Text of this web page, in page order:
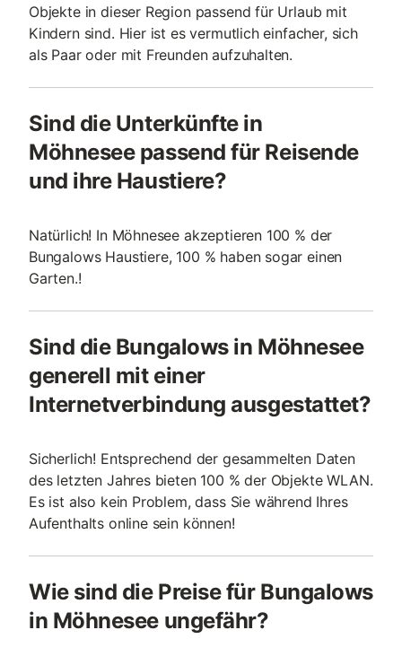
Objekte in dieser Region passend für Urlaub mit
Kindern sind. Hier ist es vermutlich einfacher, sich
als Paar oder mit Freunden aufzuhalten.
Sind die Unterkünfte in
Möhnesee passend für Reisende
und ihre Haustiere?
Natürlich! In Möhnesee akzeptieren 100 % der
Bungalows Haustiere, 100 % haben sogar einen
Garten.!
Sind die Bungalows in Möhnesee
generell mit einer
Internetverbindung ausgestattet?
Sicherlich! Entsprechend der gesammelten Daten
des letzten Jahres bieten 100 % der Objekte WLAN.
Es ist also kein Problem, dass Sie während Ihres
Aufenthalts online sein können!
Wie sind die Preise für Bungalows
in Möhnesee ungefähr?